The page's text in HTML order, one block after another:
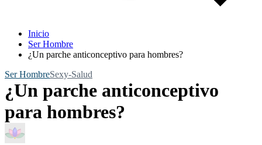
Inicio
Ser Hombre
¿Un parche anticonceptivo para hombres?
Ser HombreSexy-Salud
¿Un parche anticonceptivo
para hombres?